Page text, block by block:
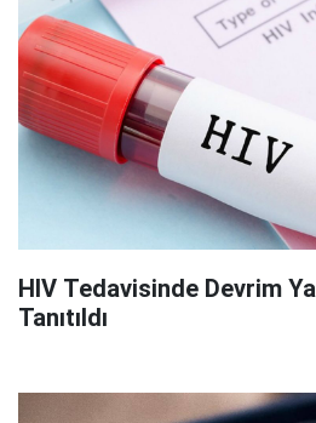
HIV Tedavisinde Devrim
Tanıtıldı